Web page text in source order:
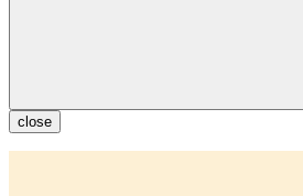
close